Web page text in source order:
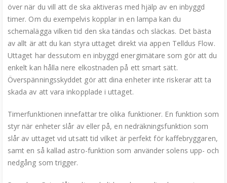
över när du vill att de ska aktiveras med hjälp av en inbyggd
timer. Om du exempelvis kopplar in en lampa kan du
schemalägga vilken tid den ska tändas och släckas. Det bästa
av allt är att du kan styra uttaget direkt via appen Telldus Flow.
Uttaget har dessutom en inbyggd energimätare som gör att du
enkelt kan hålla nere elkostnaden på ett smart sätt.
Överspänningsskyddet gör att dina enheter inte riskerar att ta
skada av att vara inkopplade i uttaget.
Timerfunktionen innefattar tre olika funktioner. En funktion som
styr när enheter slår av eller på, en nedräkningsfunktion som
slår av uttaget vid utsatt tid vilket är perfekt för kaffebryggaren,
samt en så kallad astro-funktion som använder solens upp- och
nedgång som trigger.